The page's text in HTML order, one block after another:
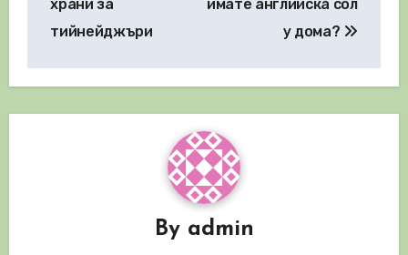
храни за
тийнейджъри
имате английска сол
у дома?
By admin